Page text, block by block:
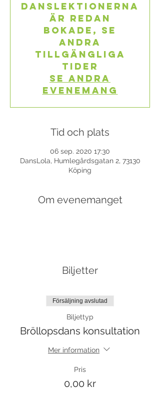
Danslektionerna
är redan
bokade, se
andra
tillgängliga
tider
Se andra
evenemang
Tid och plats
06 sep. 2020 17:30
DansLola, Humlegårdsgatan 2, 73130
Köping
Om evenemanget
Biljetter
Försäljning avslutad
Biljettyp
Bröllopsdans konsultation
Mer information
Pris
0,00 kr